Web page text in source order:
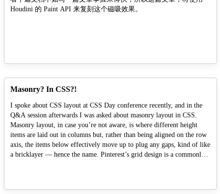
Houdini 的 Paint API 来复刻这个磁吸效果。
Masonry? In CSS?!
I spoke about CSS layout at CSS Day conference recently, and in the
Q&A session afterwards I was asked about masonry layout in CSS.
Masonry layout, in case you’re not aware, is where different height
items are laid out in columns but, rather than being aligned on the row
axis, the items below effectively move up to plug any gaps, kind of like
a bricklayer — hence the name. Pinterest’s grid design is a commonly-